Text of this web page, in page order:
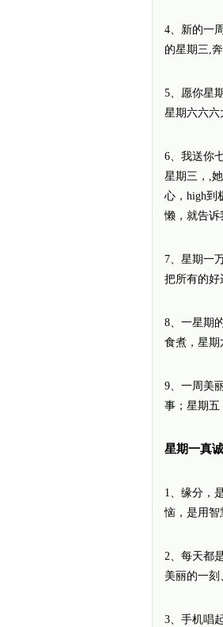
4、新的一
的星期三,
5、愿你星
星期六六六
6、我送你
星期三，,
心，high到
懒，就告诉
7、星期一
把所有的好
8、一星期
食煮，星期
9、一周美
事；星期五
星期一真
1、缘分，
恼，是用智
2、每天都
美丽的一刻
3、手机唱